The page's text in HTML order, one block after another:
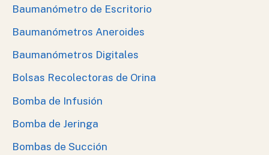
Baumanómetro de Escritorio
Baumanómetros Aneroides
Baumanómetros Digitales
Bolsas Recolectoras de Orina
Bomba de Infusión
Bomba de Jeringa
Bombas de Succión